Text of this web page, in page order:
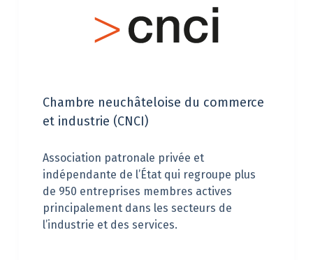
Chambre neuchâteloise du commerce
et industrie (CNCI)
Association patronale privée et
indépendante de l’État qui regroupe plus
de 950 entreprises membres actives
principalement dans les secteurs de
l’industrie et des services.